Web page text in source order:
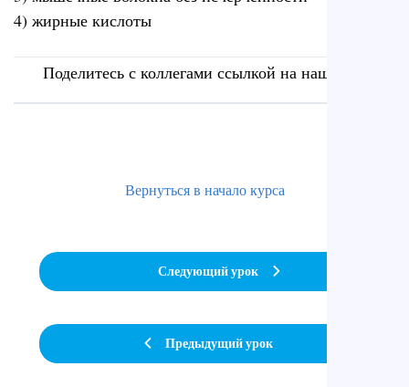
4) жирные кислоты
Поделитесь с коллегами ссылкой на наш сайт
Предыдущий урок
Вернуться в начало курса
Следующий урок